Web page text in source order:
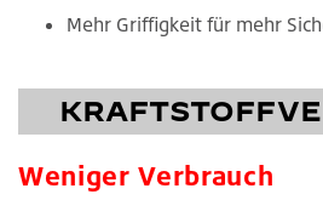
Mehr Griffigkeit für mehr
Weniger Verbrauch